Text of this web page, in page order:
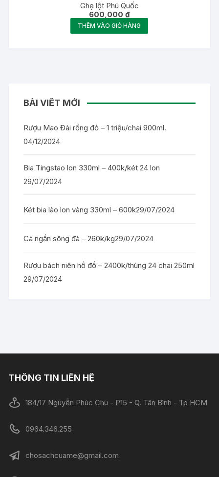
Ghẹ lột Phú Quốc
600,000₫
THÊM VÀO GIỎ HÀNG
BÀI VIẾT MỚI
Rượu Mao Đài rồng đỏ – 1 triệu/chai 900ml.
04/12/2024
Bia Tingstao lon 330ml – 400k/két 24 lon
29/07/2024
Két bia lào lon vàng 330ml – 600k29/07/2024
Cá ngần sông đà – 260k/kg29/07/2024
Rượu bách niên hồ đồ – 2400k/thùng 24 chai 250ml
29/07/2024
THÔNG TIN LIÊN HỆ
184/17 Nguyễn Phúc Chu - P15 - Q. Tân Bình - Tp HCM
0964.346.255
chosachcuame@gmail.com